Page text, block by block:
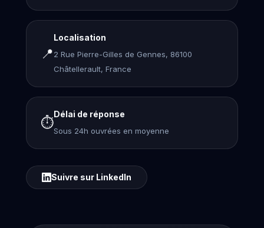
📍
Localisation
2 Rue Pierre-Gilles de Gennes, 86100
Châtellerault, France
⏱️
Délai de réponse
Sous 24h ouvrées en moyenne
Suivre sur LinkedIn